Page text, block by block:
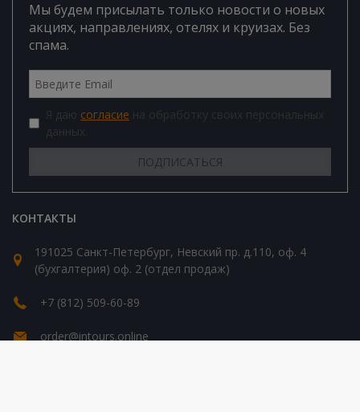
Мы будем присылать только новости о новых
акциях, направлениях, отелях и круизах. Без
спама.
Я даю согласие на обработку своих персональных
данных.
КОНТАКТЫ
191025 Санкт-Петербург, Невский пр. д.110, оф. 4
(бухгалтерия) оф. 2 (отдел продаж)
+7 (812) 509-60-89
order@intours.online